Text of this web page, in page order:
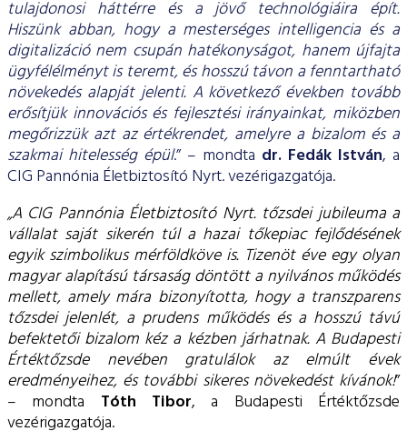
tulajdonosi háttérre és a jövő technológiáira épít.
Hiszünk abban, hogy a mesterséges intelligencia és a
digitalizáció nem csupán hatékonyságot, hanem újfajta
ügyfélélményt is teremt, és hosszú távon a fenntartható
növekedés alapját jelenti. A következő években tovább
erősítjük innovációs és fejlesztési irányainkat, miközben
megőrizzük azt az értékrendet, amelyre a bizalom és a
szakmai hitelesség épül.” – mondta dr. Fedák István, a
CIG Pannónia Életbiztosító Nyrt. vezérigazgatója.
„A CIG Pannónia Életbiztosító Nyrt. tőzsdei jubileuma a
vállalat saját sikerén túl a hazai tőkepiac fejlődésének
egyik szimbolikus mérföldköve is. Tizenöt éve egy olyan
magyar alapítású társaság döntött a nyilvános működés
mellett, amely mára bizonyította, hogy a transzparens
tőzsdei jelenlét, a prudens működés és a hosszú távú
befektetői bizalom kéz a kézben járhatnak. A Budapesti
Értéktőzsde nevében gratulálok az elmúlt évek
eredményeihez, és további sikeres növekedést kívánok!”
– mondta Tóth Tibor, a Budapesti Értéktőzsde
vezérigazgatója.